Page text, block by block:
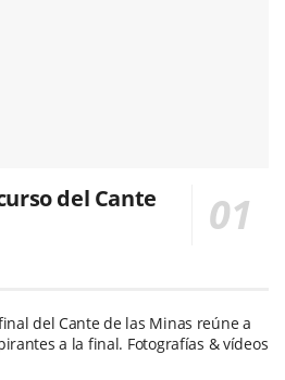
del Cante
del Cante de las Minas reúne a
a la final. Fotografías & vídeos